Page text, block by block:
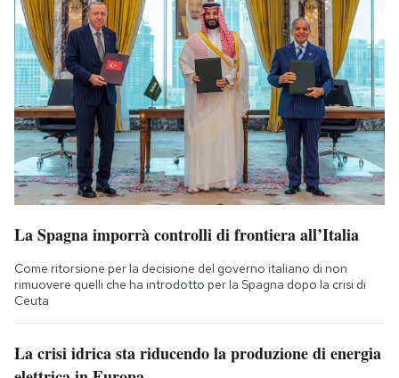
La Spagna imporrà controlli di frontiera all’Italia
Come ritorsione per la decisione del governo italiano di non
rimuovere quelli che ha introdotto per la Spagna dopo la crisi di
Ceuta
La crisi idrica sta riducendo la produzione di energia